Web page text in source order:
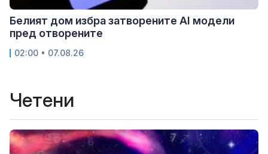
Белият дом избра затворените AI модели
пред отворените
02:00 • 07.08.26
Четени